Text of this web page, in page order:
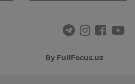
By FullFocus.uz